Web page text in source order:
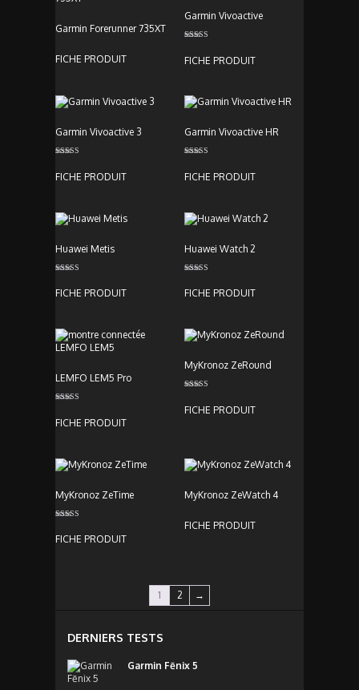
Garmin Forerunner 735XT
FICHE PRODUIT
Garmin Vivoactive
sur 5
FICHE PRODUIT
Garmin Vivoactive 3
sur 5
FICHE PRODUIT
Garmin Vivoactive HR
sur 5
FICHE PRODUIT
Huawei Metis
4.00
sur 5
FICHE PRODUIT
Huawei Watch 2
4.00
sur 5
FICHE PRODUIT
LEMFO LEM5 Pro
sur 5
FICHE PRODUIT
MyKronoz ZeRound
sur 5
FICHE PRODUIT
MyKronoz ZeTime
sur 5
FICHE PRODUIT
MyKronoz ZeWatch 4
FICHE PRODUIT
1 2 →
DERNIERS TESTS
Garmin Fēnix 5